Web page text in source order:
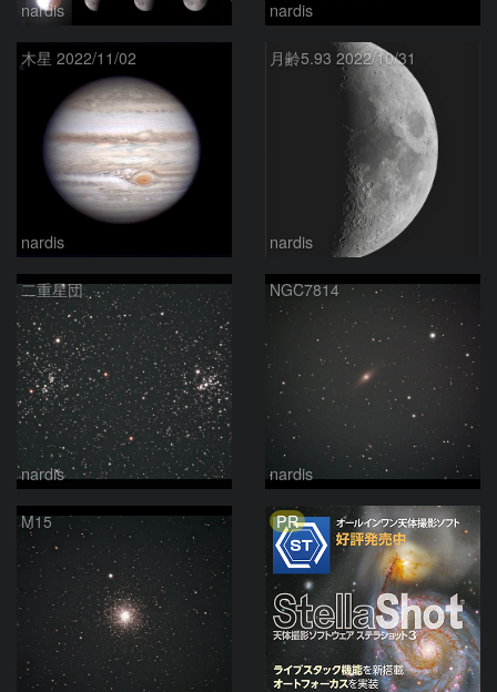
nardis nardis
木星 2022/11/02
nardis
月齢5.93 2022/10/31
nardis
二重星団
nardis
NGC7814
nardis
M15 PR